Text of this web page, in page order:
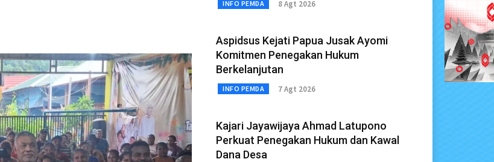
INFO PEMDA 8 Agt 2026
Aspidsus Kejati Papua Jusak Ayomi
Komitmen Penegakan Hukum
Berkelanjutan
INFO PEMDA 7 Agt 2026
Kajari Jayawijaya Ahmad Latupono
Perkuat Penegakan Hukum dan Kawal
Dana Desa